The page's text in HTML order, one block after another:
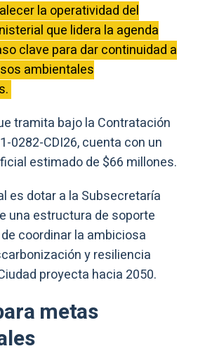
la operatividad del
que lidera la agenda
clave para dar continuidad a
ambientales
tramita bajo la Contratación
0282-CDI26, cuenta con un
estimado de $66 millones.
es dotar a la Subsecretaría
una estructura de soporte
coordinar la ambiciosa
y resiliencia
proyecta hacia 2050.
metas